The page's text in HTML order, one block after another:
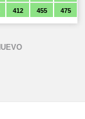
412 455 475